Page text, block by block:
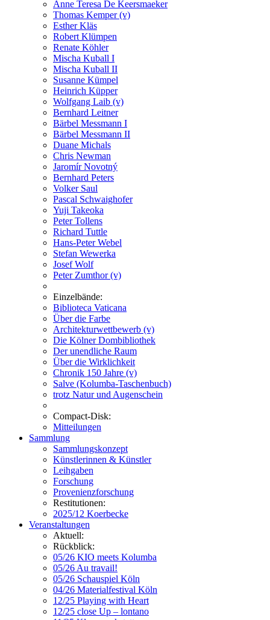
Anne Teresa De Keersmaeker
Thomas Kemper (v)
Esther Kläs
Robert Klümpen
Renate Köhler
Mischa Kuball I
Mischa Kuball II
Susanne Kümpel
Heinrich Küpper
Wolfgang Laib (v)
Bernhard Leitner
Bärbel Messmann I
Bärbel Messmann II
Duane Michals
Chris Newman
Jaromír Novotný
Bernhard Peters
Volker Saul
Pascal Schwaighofer
Yuji Takeoka
Peter Tollens
Richard Tuttle
Hans-Peter Webel
Stefan Wewerka
Josef Wolf
Peter Zumthor (v)
Einzelbände:
Biblioteca Vaticana
Über die Farbe
Architekturwettbewerb (v)
Die Kölner Dombibliothek
Der unendliche Raum
Über die Wirklichkeit
Chronik 150 Jahre (v)
Salve (Kolumba-Taschenbuch)
trotz Natur und Augenschein
Compact-Disk:
Mitteilungen
Sammlung
Sammlungskonzept
Künstlerinnen & Künstler
Leihgaben
Forschung
Provenienzforschung
Restitutionen:
2025/12 Koerbecke
Veranstaltungen
Aktuell:
Rückblick:
05/26 KIO meets Kolumba
05/26 Au travail!
05/26 Schauspiel Köln
04/26 Materialfestival Köln
12/25 Playing with Heart
12/25 close Up – lontano